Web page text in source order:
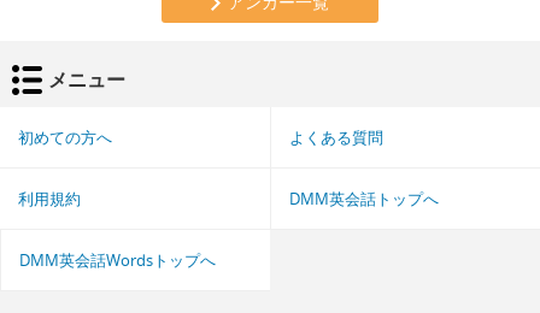
メニュー
初めての方へ よくある質問
利用規約 DMM英会話トップへ
DMM英会話Wordsトップへ